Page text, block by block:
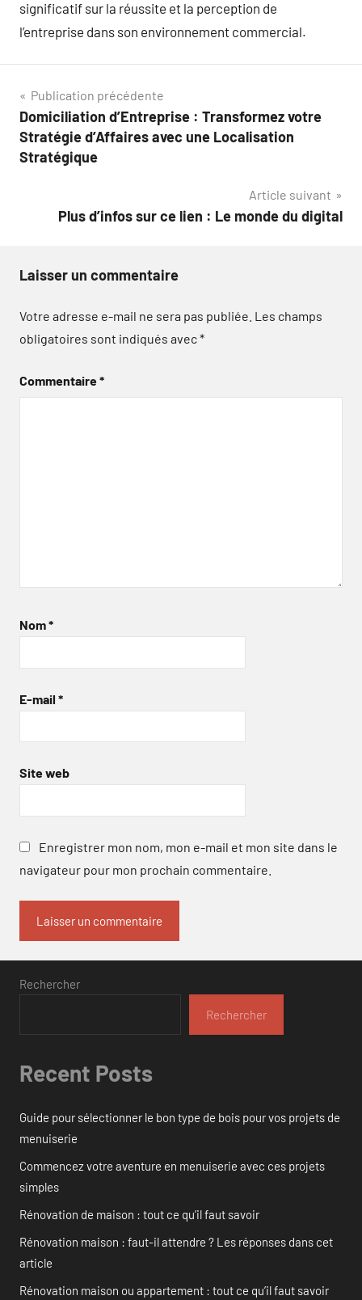
significatif sur la réussite et la perception de
l’entreprise dans son environnement commercial.
Navigation
de
l’article
Publication précédente
Domiciliation d’Entreprise : Transformez votre
Stratégie d’Affaires avec une Localisation
Stratégique
Article suivant
Plus d’infos sur ce lien : Le monde du digital
Laisser un commentaire
Votre adresse e-mail ne sera pas publiée. Les champs
obligatoires sont indiqués avec*
Commentaire*
Nom*
E-mail *
Site web
Enregistrer mon nom, mon e-mail et mon site dans le
navigateur pour mon prochain commentaire.
Rechercher
Rechercher
Recent Posts
Guide pour sélectionner le bon type de bois pour vos projets de
menuiserie
Commencez votre aventure en menuiserie avec ces projets
simples
Rénovation de maison : tout ce qu’il faut savoir
Rénovation maison : faut-il attendre ? Les réponses dans cet
article
Rénovation maison ou appartement : tout ce qu’il faut savoir